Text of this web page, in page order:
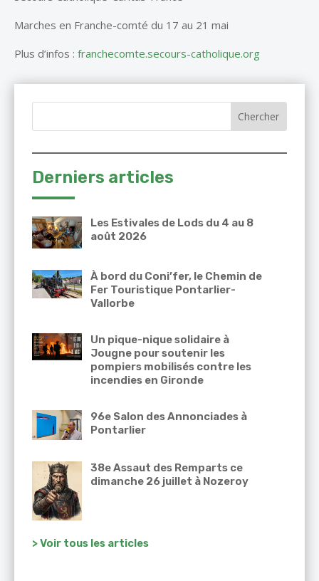
Marches en Franche-comté du 17 au 21 mai
Plus d’infos : franchecomte.secours-catholique.org
Derniers articles
Les Estivales de Lods du 4 au 8
août 2026
À bord du Coni’fer, le Chemin de
Fer Touristique Pontarlier-
Vallorbe
Un pique-nique solidaire à
Jougne pour soutenir les
pompiers mobilisés contre les
incendies en Gironde
96e Salon des Annonciades à
Pontarlier
38e Assaut des Remparts ce
dimanche 26 juillet à Nozeroy
> Voir tous les articles